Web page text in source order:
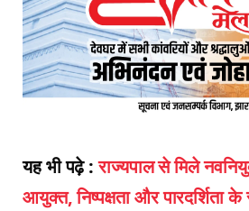
यह भी पढ़े :राज्यपाल से मिले
आयुक्त, निष्पक्षता और पारदर्शिता के